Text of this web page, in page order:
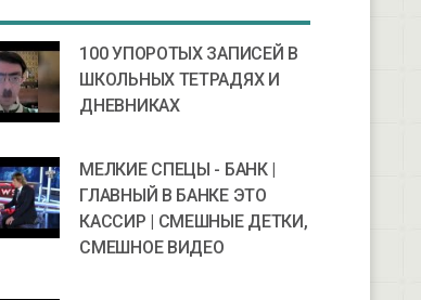
100 УПОРОТЫХ ЗАПИСЕЙ В
ШКОЛЬНЫХ ТЕТРАДЯХ И
ДНЕВНИКАХ
МЕЛКИЕ СПЕЦЫ - БАНК |
ГЛАВНЫЙ В БАНКЕ ЭТО
КАССИР | СМЕШНЫЕ ДЕТКИ,
СМЕШНОЕ ВИДЕО